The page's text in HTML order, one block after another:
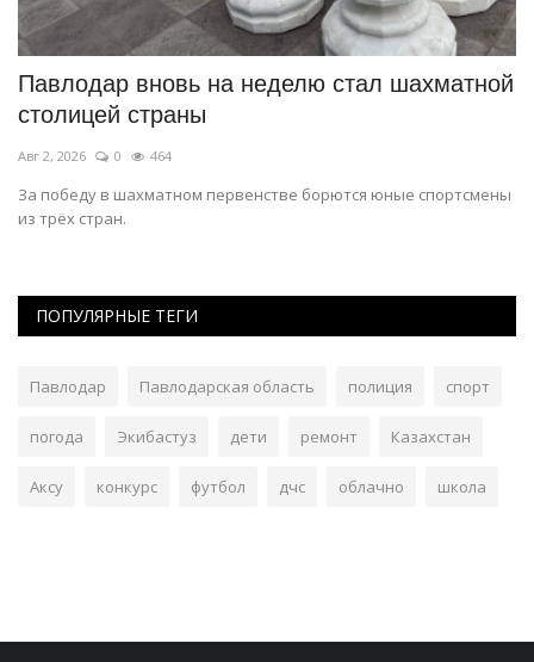
Павлодар вновь на неделю стал шахматной
столицей страны
Авг 2, 2026 0 464
За победу в шахматном первенстве борются юные спортсмены
из трёх стран.
ПОПУЛЯРНЫЕ ТЕГИ
Павлодар Павлодарская область полиция спорт
погода Экибастуз дети ремонт Казахстан
Аксу конкурс футбол дчс облачно школа